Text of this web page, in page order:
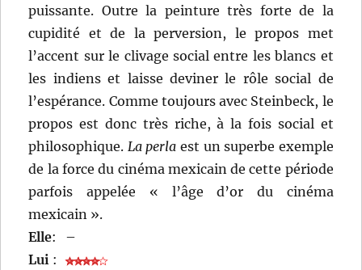
puissante. Outre la peinture très forte de la
cupidité et de la perversion, le propos met
l’accent sur le clivage social entre les blancs et
les indiens et laisse deviner le rôle social de
l’espérance. Comme toujours avec Steinbeck, le
propos est donc très riche, à la fois social et
philosophique. La perla est un superbe exemple
de la force du cinéma mexicain de cette période
parfois appelée « l’âge d’or du cinéma
mexicain ».
Elle:
–
Lui :